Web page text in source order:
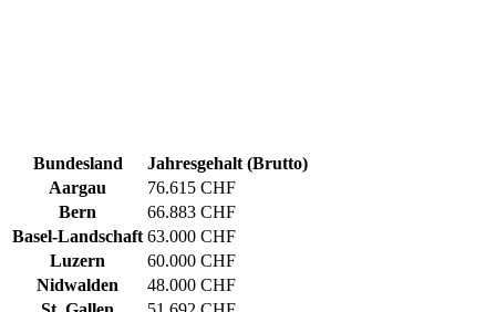
Bundesland
Jahresgehalt (Brutto)
Aargau
76.615 CHF
Bern
66.883 CHF
Basel-Landschaft 63.000 CHF
Luzern
60.000 CHF
Nidwalden
48.000 CHF